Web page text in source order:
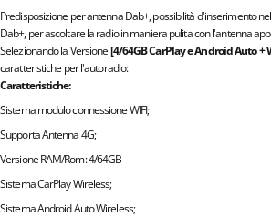
Predisposizione per antenna Dab+, possibilità d'inserimento
Dab+, per ascoltare la radio in maniera pulita con l'antenna
Selezionando la Versione[4/64GB CarPlay e Android Auto +
caratteristiche per l'autoradio:
Caratteristiche:
Sistema modulo connessione WIFI;
Supporta Antenna 4G;
Versione RAM/Rom: 4/64GB
Sistema CarPlay Wireless;
Sistema Android Auto Wireless;